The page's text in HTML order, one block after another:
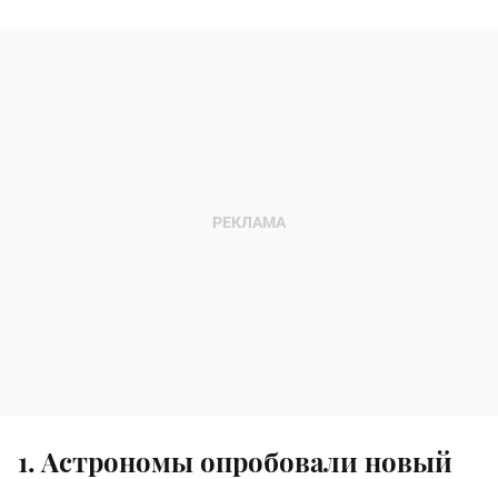
1. Астрономы опробовали новый